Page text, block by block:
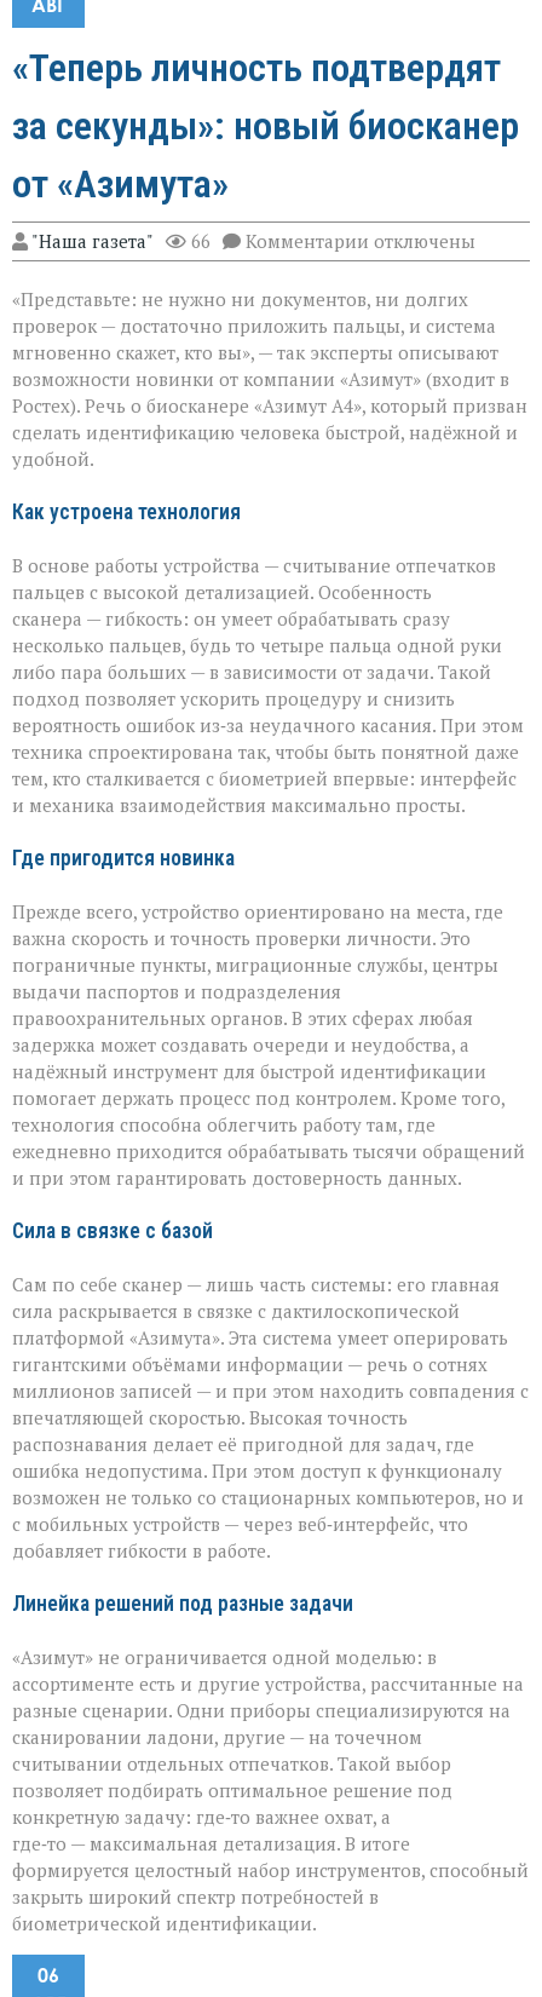
«Теперь личность подтвердят
за секунды»: новый биосканер
от «Азимута»
"Наша газета" 66 Комментарии к
записи
личность
подтвердят
за
секунды»:
новый
биосканер
от
«Азимута»
отключены
«Представьте: не нужно ни документов, ни долгих
проверок — достаточно приложить пальцы, и система
мгновенно скажет, кто вы», — так эксперты описывают
возможности новинки от компании «Азимут» (входит в
Ростех). Речь о биосканере «Азимут А4», который призван
сделать идентификацию человека быстрой, надёжной и
удобной.
Как устроена технология
В основе работы устройства — считывание отпечатков
пальцев с высокой детализацией. Особенность
сканера — гибкость: он умеет обрабатывать сразу
несколько пальцев, будь то четыре пальца одной руки
либо пара больших — в зависимости от задачи. Такой
подход позволяет ускорить процедуру и снизить
вероятность ошибок из‑за неудачного касания. При этом
техника спроектирована так, чтобы быть понятной даже
тем, кто сталкивается с биометрией впервые: интерфейс
и механика взаимодействия максимально просты.
Где пригодится новинка
Прежде всего, устройство ориентировано на места, где
важна скорость и точность проверки личности. Это
пограничные пункты, миграционные службы, центры
выдачи паспортов и подразделения
правоохранительных органов. В этих сферах любая
задержка может создавать очереди и неудобства, а
надёжный инструмент для быстрой идентификации
помогает держать процесс под контролем. Кроме того,
технология способна облегчить работу там, где
ежедневно приходится обрабатывать тысячи обращений
и при этом гарантировать достоверность данных.
Сила в связке с базой
Сам по себе сканер — лишь часть системы: его главная
сила раскрывается в связке с дактилоскопической
платформой «Азимута». Эта система умеет оперировать
гигантскими объёмами информации — речь о сотнях
миллионов записей — и при этом находить совпадения с
впечатляющей скоростью. Высокая точность
распознавания делает её пригодной для задач, где
ошибка недопустима. При этом доступ к функционалу
возможен не только со стационарных компьютеров, но и
с мобильных устройств — через веб‑интерфейс, что
добавляет гибкости в работе.
Линейка решений под разные задачи
«Азимут» не ограничивается одной моделью: в
ассортименте есть и другие устройства, рассчитанные на
разные сценарии. Одни приборы специализируются на
сканировании ладони, другие — на точечном
считывании отдельных отпечатков. Такой выбор
позволяет подбирать оптимальное решение под
конкретную задачу: где‑то важнее охват, а
где‑то — максимальная детализация. В итоге
формируется целостный набор инструментов, способный
закрыть широкий спектр потребностей в
биометрической идентификации.
06